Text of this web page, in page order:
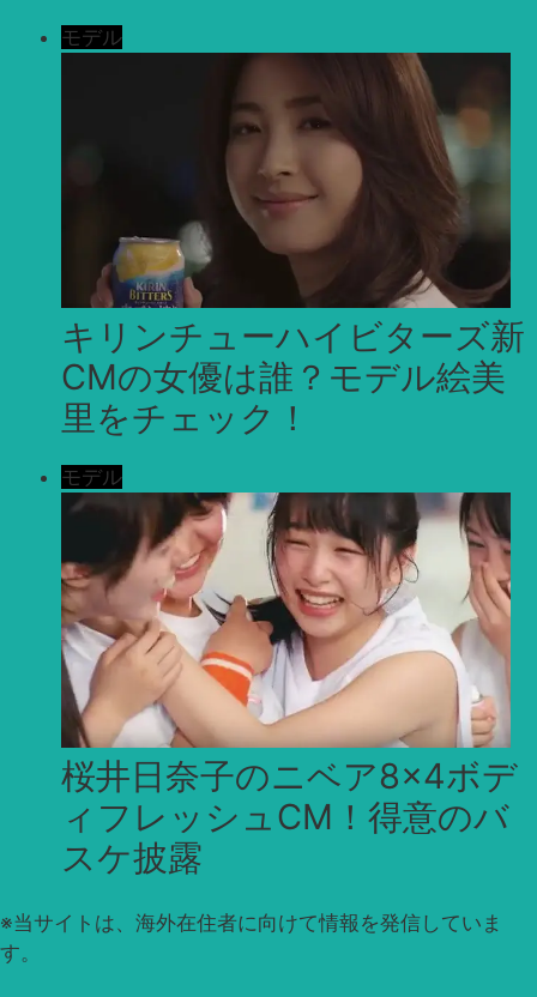
モデル
キリンチューハイビターズ新
CMの女優は誰？モデル絵美
里をチェック！
モデル
桜井日奈子のニベア8×4ボデ
ィフレッシュCM！得意のバ
スケ披露
※当サイトは、海外在住者に向けて情報を発信していま
す。